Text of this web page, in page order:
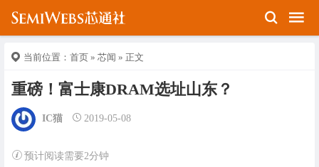
当前位置： 首页 » 芯闻 » 正文
重磅！富士康DRAM选址山东？
IC猫 2019-05-08
预计阅读需要2分钟